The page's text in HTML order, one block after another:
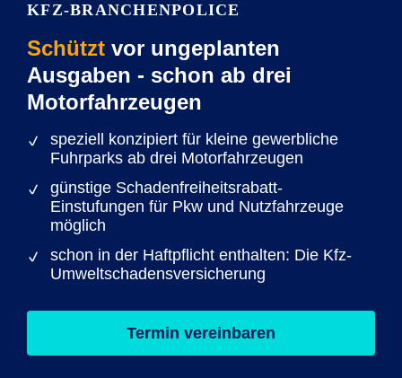
KFZ-BRANCHEN­POLICE
Schützt vor ungeplanten
Ausgaben - schon ab drei
Motorfahrzeugen
speziell konzipiert für kleine gewerbliche
Fuhrparks ab drei Motorfahrzeugen
günstige Schadenfreiheitsrabatt-
Einstufungen für Pkw und Nutzfahrzeuge
möglich
schon in der Haftpflicht enthalten: Die Kfz-
Umweltschadensversicherung
Termin vereinbaren